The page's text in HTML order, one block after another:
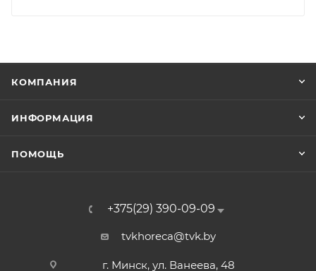
КОМПАНИЯ
ИНФОРМАЦИЯ
ПОМОЩЬ
+375(29) 390-09-09
tvkhoreca@tvk.by
г. Минск, ул. Ванеева, 48